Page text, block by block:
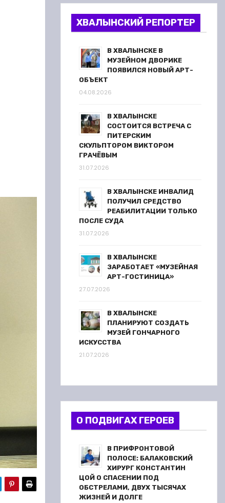
ХВАЛЫНСКИЙ РЕПОРТЕР
В ХВАЛЫНСКЕ В
МУЗЕЙНОМ ДВОРИКЕ
ПОЯВИЛСЯ НОВЫЙ АРТ-
ОБЪЕКТ
04.08.2026
В ХВАЛЫНСКЕ
СОСТОИТСЯ ВСТРЕЧА С
ПИТЕРСКИМ
СКУЛЬПТОРОМ ВИКТОРОМ
ГРАЧЁВЫМ
31.07.2026
В ХВАЛЫНСКЕ ИНВАЛИД
ПОЛУЧИЛ СРЕДСТВО
РЕАБИЛИТАЦИИ ТОЛЬКО
ПОСЛЕ СУДА
31.07.2026
В ХВАЛЫНСКЕ
ЗАРАБОТАЕТ «МУЗЕЙНАЯ
АРТ-ГОСТИНИЦА»
27.07.2026
В ХВАЛЫНСКЕ
ПЛАНИРУЮТ СОЗДАТЬ
МУЗЕЙ ГОНЧАРНОГО
ИСКУССТВА
21.07.2026
О ПОДВИГАХ ГЕРОЕВ
В ПРИФРОНТОВОЙ
ПОЛОСЕ: БАЛАКОВСКИЙ
ХИРУРГ КОНСТАНТИН
ЦОЙ О СПАСЕНИИ ПОД
ОБСТРЕЛАМИ, ДВУХ ТЫСЯЧАХ
ЖИЗНЕЙ И ДОЛГЕ